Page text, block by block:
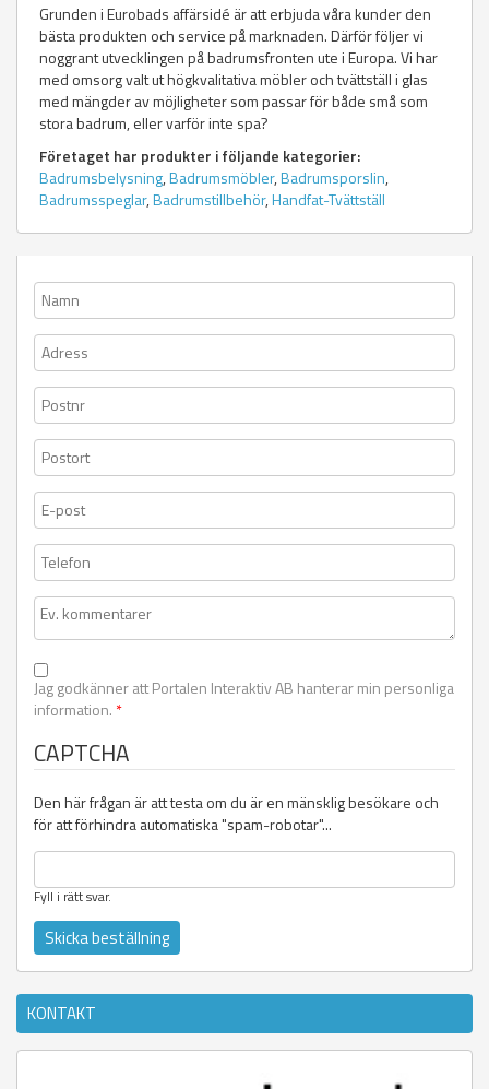
Grunden i Eurobads affärsidé är att erbjuda våra kunder den
bästa produkten och service på marknaden. Därför följer vi
noggrant utvecklingen på badrumsfronten ute i Europa. Vi har
med omsorg valt ut högkvalitativa möbler och tvättställ i glas
med mängder av möjligheter som passar för både små som
stora badrum, eller varför inte spa?
Företaget har produkter i följande kategorier:
Badrumsbelysning,Badrumsmöbler,Badrumsporslin,
Badrumsspeglar,Badrumstillbehör,Handfat-Tvättställ
Jag godkänner att Portalen Interaktiv AB hanterar min personliga
information. *
CAPTCHA
Den här frågan är att testa om du är en mänsklig besökare och
för att förhindra automatiska "spam-robotar"...
Fyll i rätt svar.
KONTAKT